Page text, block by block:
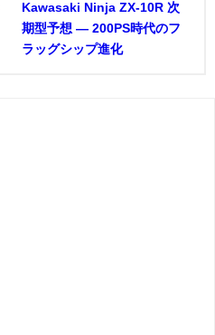
Kawasaki Ninja ZX-10R 次
期型予想 ― 200PS時代のフ
ラッグシップ進化